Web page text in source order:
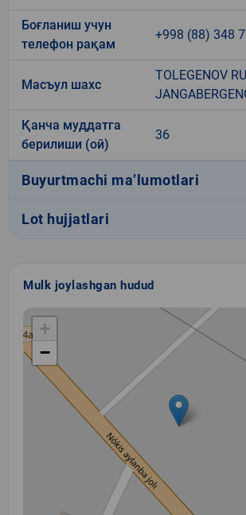
Боғланиш учун
телефон рақам
+998 (88) 348
Масъул шахс
TOLEGENOV
Қанча муддатга
берилиши (ой)
36
Buyurtmachi ma’lumotlari
Lot hujjatlari
Mulk joylashgan hudud
+
−